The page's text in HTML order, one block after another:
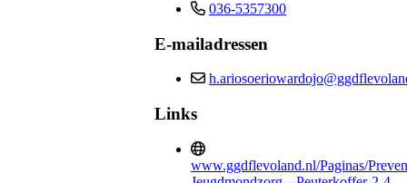
036-5357300
E-mailadressen
Links
www.ggdflevoland.nl/Paginas/